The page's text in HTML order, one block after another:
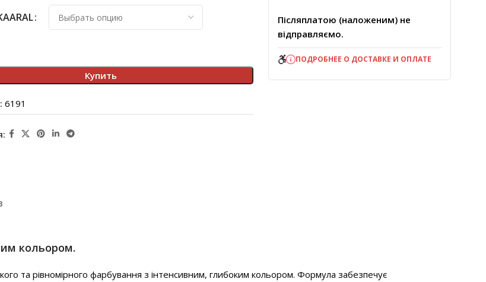
Купить
6191
Післяплатою (наложеним) не
відправляємо.
ПОДРОБНЕЕ О ДОСТАВКЕ И ОПЛАТЕ
кольором.
та рівномірного фарбування з інтенсивним, глибоким кольором. Формула забезпечує